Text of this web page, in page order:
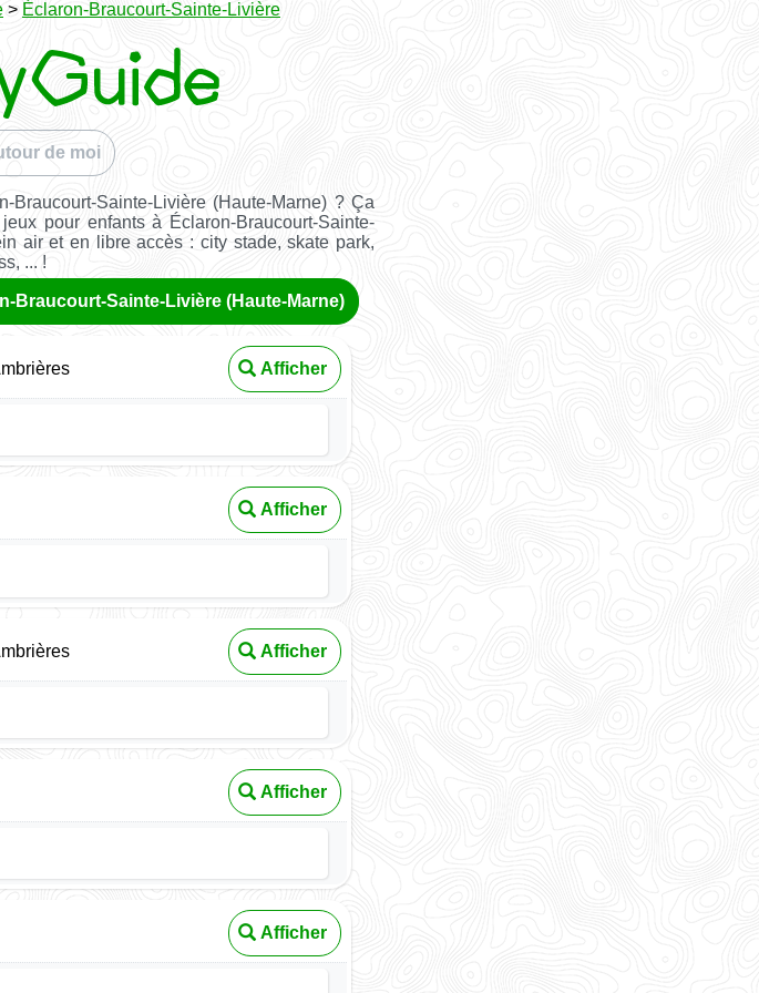
> Éclaron-Braucourt-Sainte-Livière
de moi
Sainte-Livière (Haute-Marne) ? Ça
pour enfants à Éclaron-Braucourt-Sainte-
air et en libre accès : city stade, skate park,
... !
Braucourt-Sainte-Livière (Haute-Marne)
Afficher
Afficher
Afficher
Afficher
Afficher